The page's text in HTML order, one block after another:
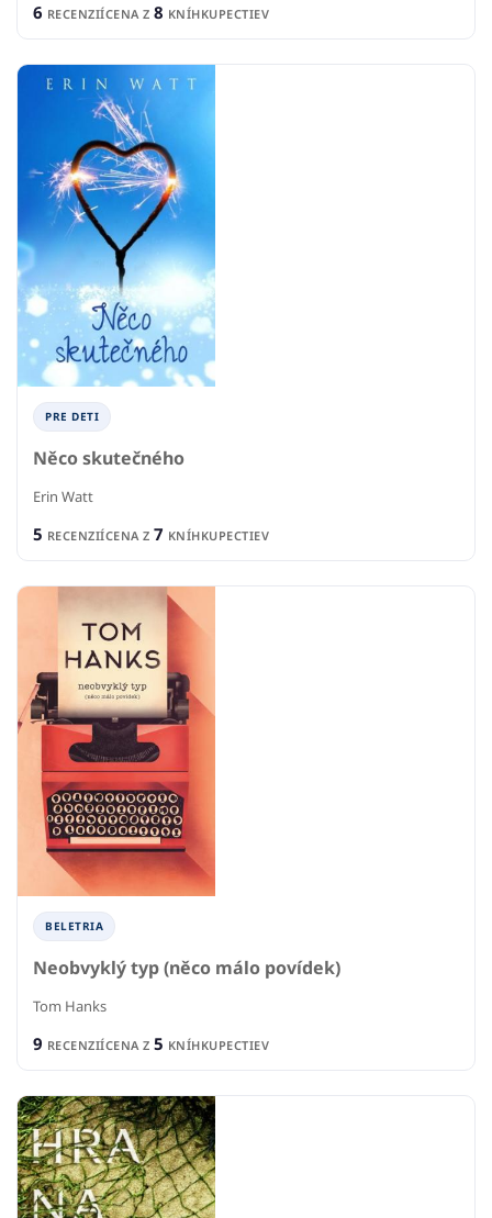
6 RECENZIÍCENA Z 8 KNÍHKUPECTIEV
PRE DETI
Něco skutečného
Erin Watt
5 RECENZIÍCENA Z 7 KNÍHKUPECTIEV
BELETRIA
Neobvyklý typ (něco málo povídek)
Tom Hanks
9 RECENZIÍCENA Z 5 KNÍHKUPECTIEV